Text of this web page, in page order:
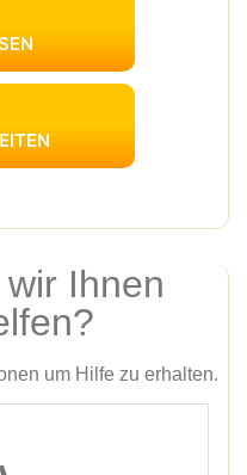
Ihnen
um Hilfe zu erhalten.